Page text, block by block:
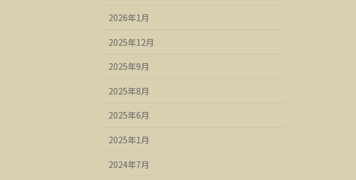
2026年1月
2025年12月
2025年9月
2025年8月
2025年6月
2025年1月
2024年7月